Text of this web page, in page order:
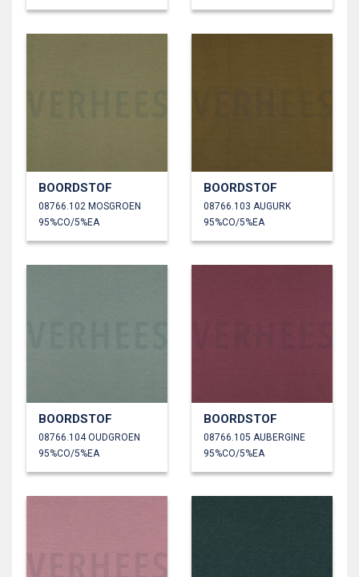
BOORDSTOF
08766.102 MOSGROEN
95%CO/5%EA
BOORDSTOF
08766.103 AUGURK
95%CO/5%EA
BOORDSTOF
08766.104 OUDGROEN
95%CO/5%EA
BOORDSTOF
08766.105 AUBERGINE
95%CO/5%EA